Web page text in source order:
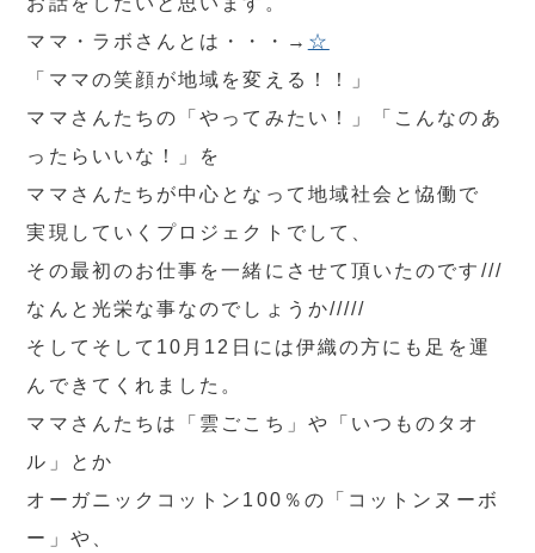
ママ・ラボさんとは・・・→ ☆
「ママの笑顔が地域を変える！！」
ママさんたちの「やってみたい！」「こんなのあ
ったらいいな！」を
ママさんたちが中心となって地域社会と恊働で
実現していくプロジェクトでして、
その最初のお仕事を一緒にさせて頂いたのです///
なんと光栄な事なのでしょうか/////
そしてそして10月12日には伊織の方にも足を運
んできてくれました。
ママさんたちは「雲ごこち」や「いつものタオ
ル」とか
オーガニックコットン100％の「コットンヌーボ
ー」や、